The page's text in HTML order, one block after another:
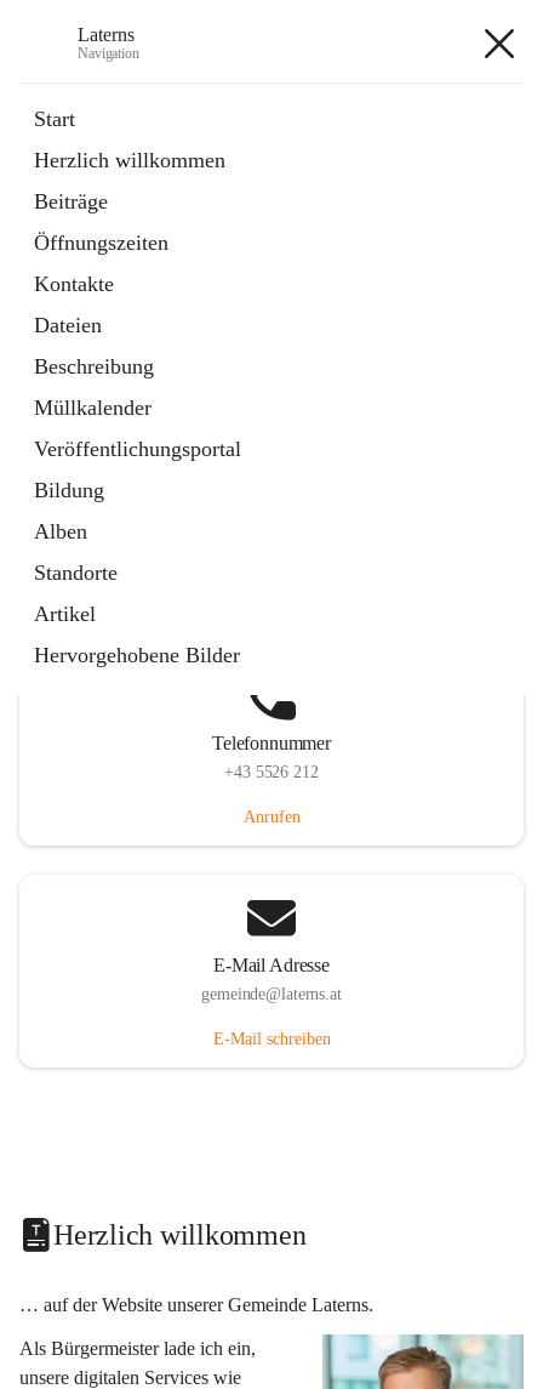
Laterns
Navigation
Start
Herzlich willkommen
Beiträge
Öffnungszeiten
Kontakte
Dateien
Beschreibung
Müllkalender
Veröffentlichungsportal
Bildung
Alben
Standorte
Artikel
Hervorgehobene Bilder
11 Schnellzugriffe
Soziales
1 Schnellzugriff
Telefonnummer
+43 5526 212
Anrufen
E-Mail Adresse
gemeinde@laterns.at
E-Mail schreiben
Herzlich willkommen
… auf der Website unserer Gemeinde Laterns.
Als Bürgermeister lade ich ein,
unsere digitalen Services wie